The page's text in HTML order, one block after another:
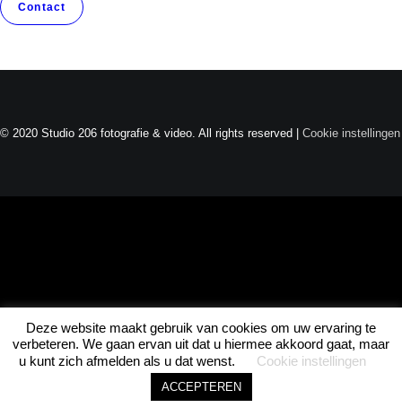
Contact
© 2020 Studio 206 fotografie & video. All rights reserved | Cookie instellingen
Deze website maakt gebruik van cookies om uw ervaring te
verbeteren. We gaan ervan uit dat u hiermee akkoord gaat, maar
u kunt zich afmelden als u dat wenst.
Cookie instellingen
ACCEPTEREN ASK JOEL • ASK JOEL • ASK JOEL •